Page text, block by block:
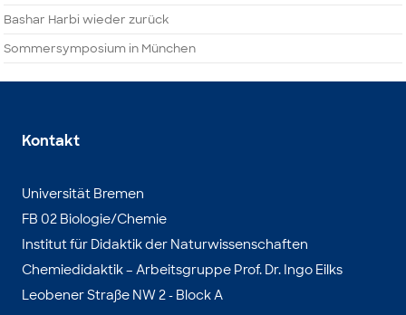
Bashar Harbi wieder zurück
Sommersymposium in München
Kontakt
Universität Bremen
FB 02 Biologie/Chemie
Institut für Didaktik der Naturwissenschaften
Chemiedidaktik – Arbeitsgruppe Prof. Dr. Ingo Eilks
Leobener Straße NW 2 - Block A